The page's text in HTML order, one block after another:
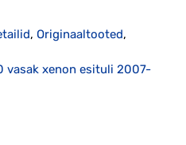
, Originaaltooted,
vasak xenon esituli 2007-